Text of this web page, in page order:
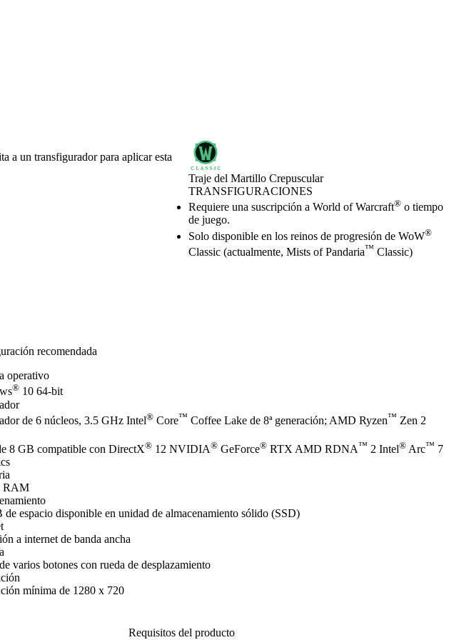
Traje del Martillo Crepuscular
TRANSFIGURACIONES
Precio
Available actions
Requiere una suscripción a World of Warcraft® o tiempo
de juego.
Solo disponible en los reinos de progresión de WoW®
Classic (actualmente, Mists of Pandaria™ Classic)
a un transfigurador para aplicar esta
recomendada
operativo
® 10 64-bit
de 6 núcleos, 3.5 GHz Intel® Core™ Coffee Lake de 8ª generación; AMD Ryzen™ Zen 2
8 GB compatible con DirectX® 12 NVIDIA® GeForce® RTX AMD RDNA™ 2 Intel® Arc™ 7
RAM
de espacio disponible en unidad de almacenamiento sólido (SSD)
a internet de banda ancha
varios botones con rueda de desplazamiento
mínima de 1280 x 720
Requisitos del producto